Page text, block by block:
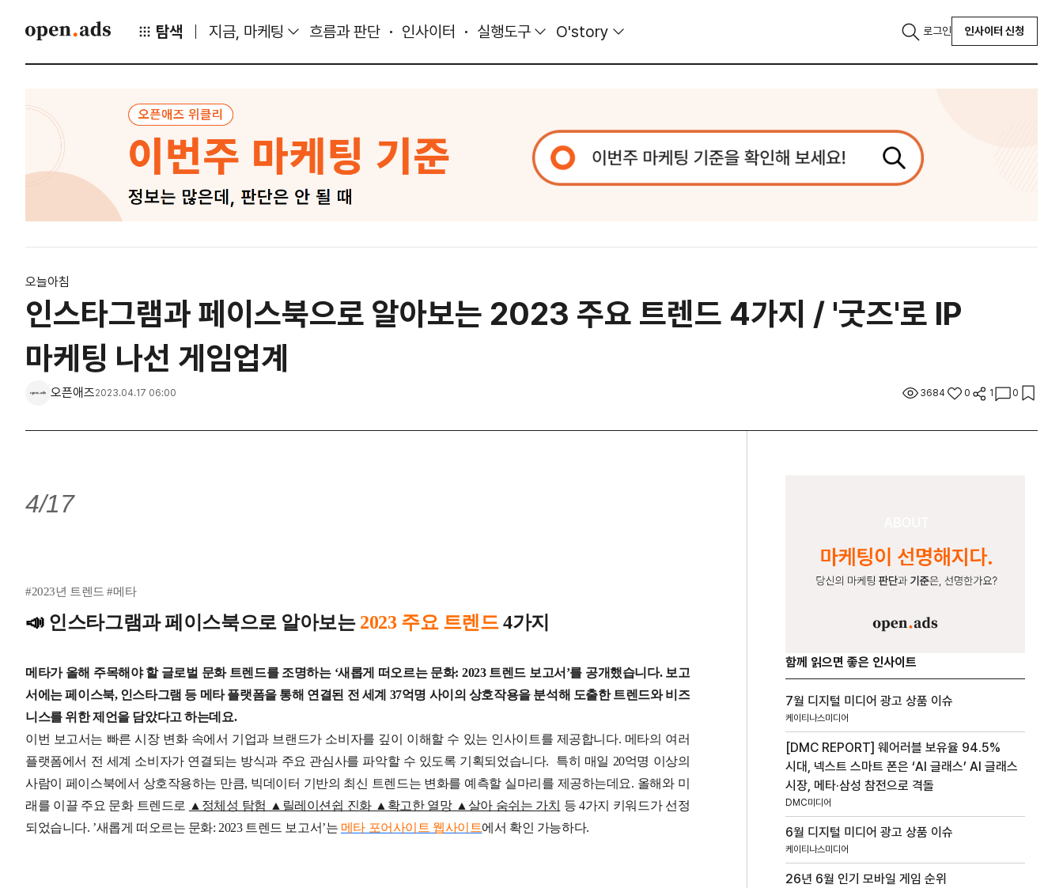
탐색 지금, 마케팅 흐름과 판단 인사이터 실행도구 O'story 로그인 인사이터 신청
오늘아침
인스타그램과 페이스북으로 알아보는 2023 주요 트렌드 4가지 / '굿즈'로 IP
마케팅 나선 게임업계
오픈애즈2023.04.17 06:00 3684 0 1 0
4/17
#2023년 트렌드 #메타
📣 인스타그램과 페이스북으로 알아보는 2023 주요 트렌드4가지
메타가 올해 주목해야 할 글로벌 문화 트렌드를 조명하는 ‘새롭게 떠오르는 문화: 2023 트렌드 보고서’를 공개했습니다. 보고
서에는 페이스북, 인스타그램 등 메타 플랫폼을 통해 연결된 전 세계 37억명 사이의 상호작용을 분석해 도출한 트렌드와 비즈
니스를 위한 제언을 담았다고 하는데요.
이번 보고서는 빠른 시장 변화 속에서 기업과 브랜드가 소비자를 깊이 이해할 수 있는 인사이트를 제공합니다. 메타의 여러
플랫폼에서 전 세계 소비자가 연결되는 방식과 주요 관심사를 파악할 수 있도록 기획되었습니다. 특히 매일 20억명 이상의
사람이 페이스북에서 상호작용하는 만큼, 빅데이터 기반의 최신 트렌드는 변화를 예측할 실마리를 제공하는데요. 올해와 미
래를 이끌 주요 문화 트렌드로 ▲정체성 탐험 ▲릴레이션쉽 진화 ▲확고한 열망 ▲살아 숨쉬는 가치
등 4가지 키워드가 선정
되었습니다. ’새롭게 떠오르는 문화: 2023 트렌드 보고서’는 메타 포어사이트 웹사이트에서 확인 가능하다.
함께 읽으면 좋은 인사이트
7월 디지털 미디어 광고 상품 이슈
케이티나스미디어
[DMC REPORT] 웨어러블 보유율 94.5%
시대, 넥스트 스마트 폰은 ‘AI 글래스’ AI 글래스
시장, 메타·삼성 참전으로 격돌
DMC미디어
6월 디지털 미디어 광고 상품 이슈
케이티나스미디어
26년 6월 인기 모바일 게임 순위